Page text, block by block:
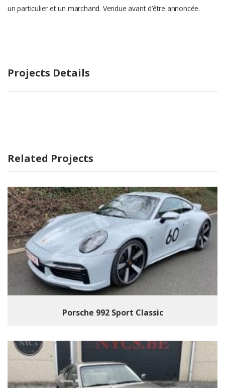
un particulier et un marchand. Vendue avant d’être annoncée.
Projects Details
Related Projects
Porsche 992 Sport Classic